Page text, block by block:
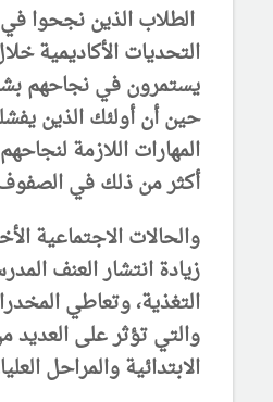
الطلاب الذين نجحوا
التحديات الأكاديمية
يستمرون في نجاحهم
حين أن أولئك الذين
المهارات اللازمة
أكثر من ذلك في الصفوف
والحالات الاجتماعية
زيادة انتشار العنف
التغذية، وتعاطي
والتي تؤثر على
الابتدائية والمراحل